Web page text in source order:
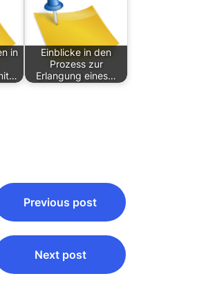
in
Einblicke in den
Prozess zur
Erlangung eines…
Previous post
Next post